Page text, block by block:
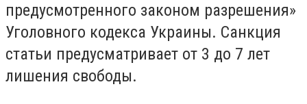
предусмотренного законом разрешения»
Уголовного кодекса Украины. Санкция
статьи предусматривает от 3 до 7 лет
лишения свободы.